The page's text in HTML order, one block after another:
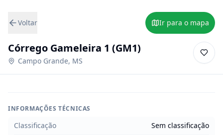
Voltar Ir para o mapa
Córrego Gameleira 1 (GM1)
Campo Grande, MS
INFORMAÇÕES TÉCNICAS
Classificação Sem classificação